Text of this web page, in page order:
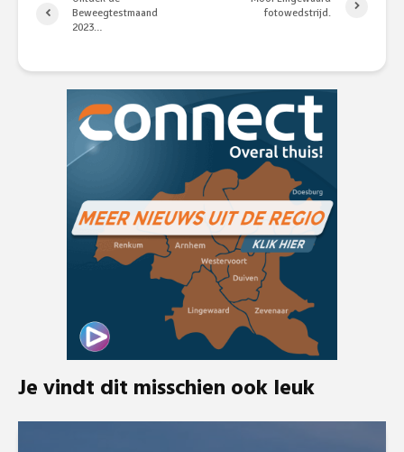
Beweegtestmaand
2023…
fotowedstrijd.
Je vindt dit misschien ook leuk